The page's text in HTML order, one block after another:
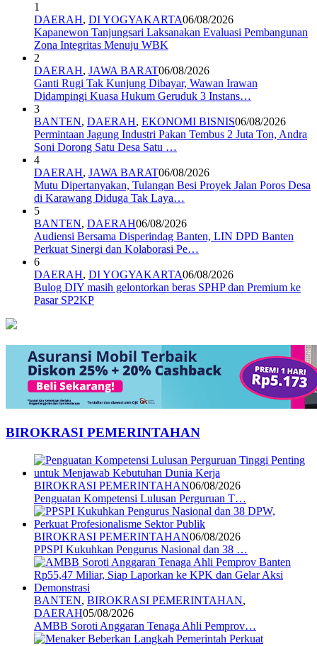
1
DAERAH, DI YOGYAKARTA06/08/2026
Kapanewon Tanjungsari Laksanakan Evaluasi Pembangunan
Zona Integritas Menuju WBK
2
DAERAH, JAWA BARAT06/08/2026
Ganti Rugi Tak Kunjung Dibayar, Wawan Irawan
Didampingi Kuasa Hukum Geruduk 3 Instans…
3
BANTEN, DAERAH, EKONOMI BISNIS06/08/2026
Permintaan Jagung Industri Pakan Tembus 2 Juta Ton, Andra
Soni Dorong Satu Desa Satu …
4
DAERAH, JAWA BARAT06/08/2026
Mutu Dipertanyakan, Tulangan Besi Proyek Jalan Poros Desa
di Karawang Diduga Tak Laya…
5
BANTEN, DAERAH06/08/2026
Audiensi Bersama Disperindag Banten, LIN DPD Banten
Perkuat Sinergi dan Kolaborasi Pe…
6
DAERAH, DI YOGYAKARTA06/08/2026
Bulog DIY masih gelontorkan beras SPHP dan Premium ke
Pasar SP2KP
BIROKRASI PEMERINTAHAN
BIROKRASI PEMERINTAHAN06/08/2026
Penguatan Kompetensi Lulusan Perguruan T…
BIROKRASI PEMERINTAHAN06/08/2026
PPSPI Kukuhkan Pengurus Nasional dan 38 …
BANTEN, BIROKRASI PEMERINTAHAN,
DAERAH05/08/2026
AMBB Soroti Anggaran Tenaga Ahli Pemprov…